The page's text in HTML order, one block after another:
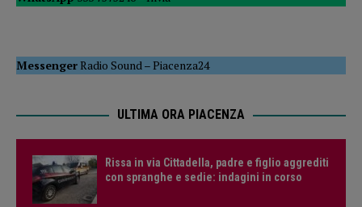
MessengerRadio Sound –Piacenza24
ULTIMA ORA PIACENZA
Rissa in via Cittadella, padre e figlio aggrediti
con spranghe e sedie: indagini in corso